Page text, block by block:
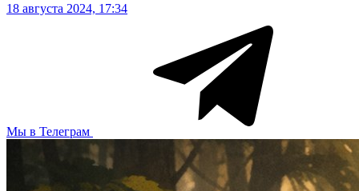
18 августа 2024, 17:34
Мы в Телеграм